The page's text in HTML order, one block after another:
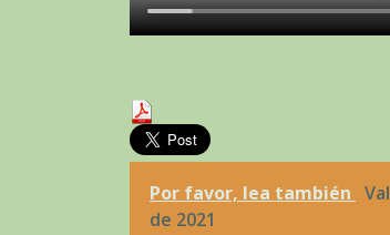
Por favor, lea también
de 2021